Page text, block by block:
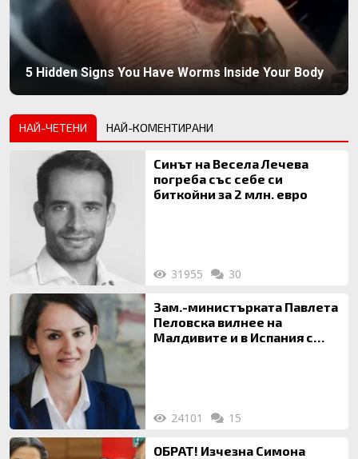
5 Hidden Signs You Have Worms Inside Your Body
НАЙ-ЧЕТЕНИ НАЙ-КОМЕНТИРАНИ
Синът на Весела Лечева
погреба със себе си
биткойни за 2 млн. евро
31955 30
Зам.-министърката Павлета
Пеловска вилнее на
Малдивите и в Испания с
24101 15
ОБРАТ! Изчезна Симона